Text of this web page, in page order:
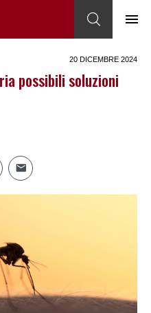
20 DICEMBRE 2024
possibili soluzioni